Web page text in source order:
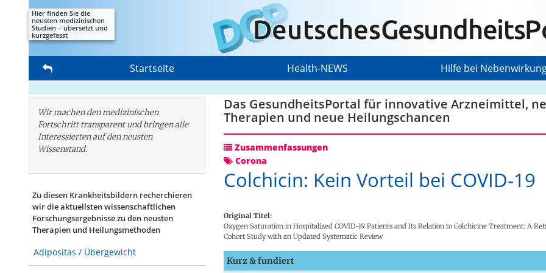
Hier finden Sie die
neusten medizinischen
Studien – übersetzt und
kurzgefasst
Startseite Health-NEWS Hilfe bei
Wir machen den medizinischen
Fortschritt transparent und bringen alle
Interessierten auf den neusten
Wissenstand.
Zu diesen Krankheitsbildern recherchieren
wir die aktuellsten wissenschaftlichen
Forschungs­ergebnisse zu den neusten
Therapien und Heilungsmethoden
Adipositas / Übergewicht
Das GesundheitsPortal für innovative Arzneimittel,
Therapien und neue Heilungschancen
Zusammenfassungen
Corona
Colchicin: Kein Vorteil bei COVID-19
Original Titel:
Oxygen Saturation in Hospitalized COVID-19 Patients and Its Relation to Colchicine Treatment: A
Cohort Study with an Updated Systematic Review
Kurz & fundiert